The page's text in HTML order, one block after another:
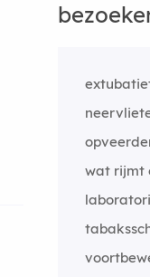
wat rijmt